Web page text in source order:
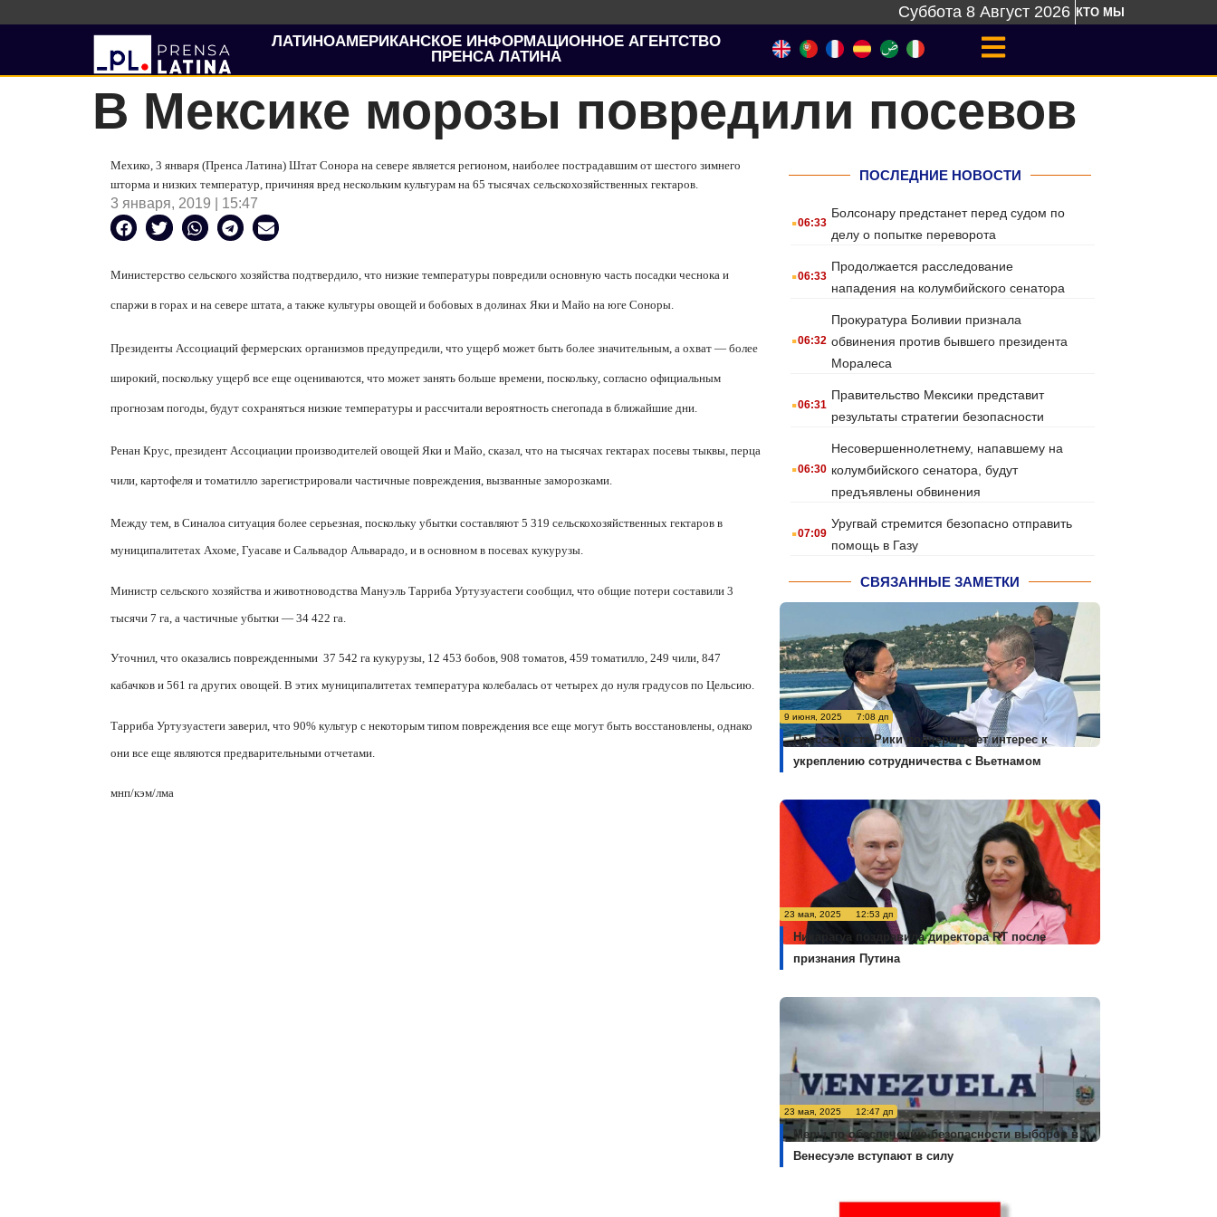
Суббота 8 Август 2026 КТО МЫ
ЛАТИНОАМЕРИКАНСКОЕ ИНФОРМАЦИОННОЕ АГЕНТСТВО
ПРЕНСА ЛАТИНА
В Мексике морозы повредили посевов
Мехико, 3 января (Пренса Латина) Штат Сонора на севере является регионом, наиболее пострадавшим от шестого зимнего
шторма и низких температур, причиняя вред нескольким культурам на 65 тысячах сельскохозяйственных гектаров.
3 января, 2019 | 15:47
Министерство сельского хозяйства подтвердило, что низкие температуры повредили основную часть посадки чеснока и
спаржи в горах и на севере штата, а также культуры овощей и бобовых в долинах Яки и Майо на юге Соноры.
Президенты Ассоциаций фермерских организмов предупредили, что ущерб может быть более значительным, а охват — более
широкий, поскольку ущерб все еще оцениваются, что может занять больше времени, поскольку, согласно официальным
прогнозам погоды, будут сохраняться низкие температуры и рассчитали вероятность снегопада в ближайшие дни.
Ренан Крус, президент Ассоциации производителей овощей Яки и Майо, сказал, что на тысячах гектарах посевы тыквы, перца
чили, картофеля и томатилло зарегистрировали частичные повреждения, вызванные заморозками.
Между тем, в Синалоа ситуация более серьезная, поскольку убытки составляют 5 319 сельскохозяйственных гектаров в
муниципалитетах Ахоме, Гуасаве и Сальвадор Альварадо, и в основном в посевах кукурузы.
Министр сельского хозяйства и животноводства Мануэль Тарриба Уртузуастеги сообщил, что общие потери составили 3
тысячи 7 га, а частичные убытки — 34 422 га.
Уточнил, что оказались поврежденными 37 542 га кукурузы, 12 453 бобов, 908 томатов, 459 томатилло, 249 чили, 847
кабачков и 561 га других овощей. В этих муниципалитетах температура колебалась от четырех до нуля градусов по Цельсию.
Тарриба Уртузуастеги заверил, что 90% культур с некоторым типом повреждения все еще могут быть восстановлены, однако
они все еще являются предварительными отчетами.
мнп/кэм/лма
ПОСЛЕДНИЕ НОВОСТИ
.06:33
Болсонару предстанет перед судом по
делу о попытке переворота
.06:33
Продолжается расследование
нападения на колумбийского сенатора
.06:32
Прокуратура Боливии признала
обвинения против бывшего президента
Моралеса
.06:31
Правительство Мексики представит
результаты стратегии безопасности
.06:30
Несовершеннолетнему, напавшему на
колумбийского сенатора, будут
предъявлены обвинения
.07:09
Уругвай стремится безопасно отправить
помощь в Газу
СВЯЗАННЫЕ ЗАМЕТКИ
9 июня, 2025 7:08 дп
Пресса Коста-Рики подчеркивает интерес к
укреплению сотрудничества с Вьетнамом
23 мая, 2025 12:53 дп
Никарагуа поздравила директора RT после
признания Путина
23 мая, 2025 12:47 дп
Меры по обеспечению безопасности выборов в
Венесуэле вступают в силу